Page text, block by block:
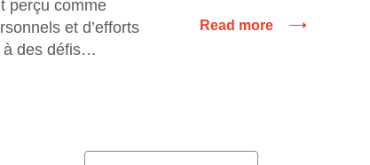
perçu comme
et d’efforts
des défis
émerge :
septembre 2024. L’élu
Read more